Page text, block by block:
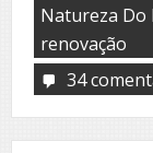
Natureza Do
renovação
34